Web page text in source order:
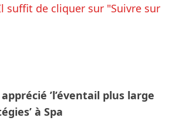
suffit de cliquer sur "Suivre sur
’l’éventail plus large
à Spa